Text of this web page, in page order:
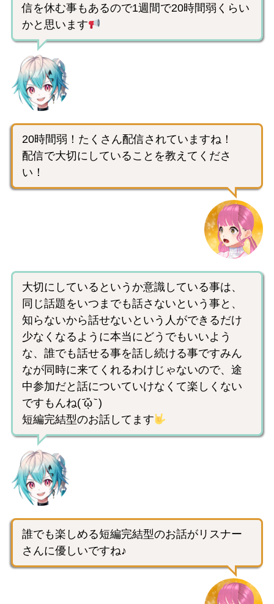
信を休む事もあるので1週間で20時間弱くらい
かと思います
20時間弱！たくさん配信されていますね！
配信で大切にしていることを教えてくださ
い！
大切にしているというか意識している事は、
同じ話題をいつまでも話さないという事と、
知らないから話せないという人ができるだけ
少なくなるように本当にどうでもいいよう
な、誰でも話せる事を話し続ける事ですみん
なが同時に来てくれるわけじゃないので、途
中参加だと話についていけなくて楽しくない
ですもんね( ᷄ᾥ ᷅ )
短編完結型のお話してます
誰でも楽しめる短編完結型のお話がリスナー
さんに優しいですね♪